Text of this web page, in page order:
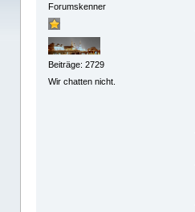
Forumskenner
Beiträge: 2729
Wir chatten nicht.